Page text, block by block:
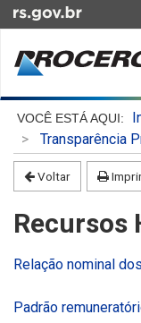
para
conteúdo
Ir
para
menu
Início
conteúdo
Transparência
Voltar
Recursos
Relação nominal
Padrão